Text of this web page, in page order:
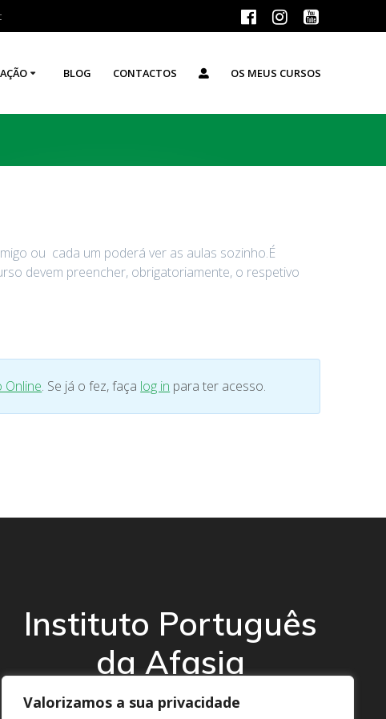
Valorizamos a sua privacidade
BLOG CONTACTOS OS MEUS CURSOS
ou cada um poderá ver as aulas sozinho.É
devem preencher, obrigatoriamente, o respetivo
Online. Se já o fez, faça log in para ter acesso.
Instituto Português
da Afasia
© 2026 Instituto Português da Afasia